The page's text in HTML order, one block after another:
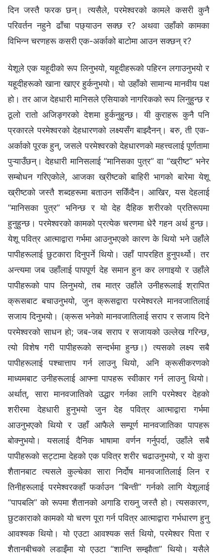
दिन जस्तै फरक छन्। त्यसैले, परमेश्‍वरको कामले कसरी कुनै
परिवर्तन नहुने ढाँचा पछ्याउन सक्छ र? अथवा उहाँको कामका
विभिन्न चरणहरू कसरी एक-अर्काको बाटोमा आउन सक्छन् र?
येशूले एक यहूदीको रूप लिनुभयो, यहूदीहरूको पहिरन लगाउनुभयो र
यहूदीहरूको खाना खाएर हुर्कनुभयो। यो उहाँको सामान्य मानवीय पक्ष
हो। तर आज देहधारी मानिसले एसियाको नागरिकको रूप लिनुहुन्छ र
ठूलो रातो अजिङ्गरको देशमा हुर्कनुहुन्छ। यी कुराहरू कुनै पनि
प्रकारले परमेश्‍वरको देहधारणको लक्ष्यसँग बाझ्दैनन्। बरु, ती एक-
अर्काको पूरक हुन्, जसले परमेश्‍वरको देहधारणको महत्त्वलाई पूर्णतामा
पुऱ्याउँछन्। देहधारी मानिसलाई “मानिसका पुत्र” वा “ख्रीष्ट” भनेर
सम्बोधन गरिएकोले, आजका ख्रीष्टको बाहिरी भागको बारेमा येशू
ख्रीष्टको जस्तै शब्दहरूमा बताउन सकिँदैन। आखिर, यस देहलाई
“मानिसका पुत्र” भनिन्छ र यो देह दैहिक शरीरको प्रतिरूपमा
हुनुहुन्छ। परमेश्‍वरको कामको प्रत्येक चरणमा धेरै गहन अर्थ हुन्छ।
येशू पवित्र आत्माद्वारा गर्भमा आउनुभएको कारण के थियो भने उहाँले
पापीहरूलाई छुटकारा दिनुपर्ने थियो। उहाँ पापरहित हुनुपर्थ्यो। तर
अन्त्यमा जब उहाँलाई पापपूर्ण देह समान हुन कर लगाइयो र उहाँले
पापीहरूको पाप लिनुभयो, तब मात्र उहाँले उनीहरूलाई श्रापित
क्रूसबाट बचाउनुभयो, जुन क्रूसद्वारा परमेश्‍वरले मानवजातिलाई
सजाय दिनुभयो। (क्रूस भनेको मानवजातिलाई सराप र सजाय दिने
परमेश्‍वरको साधन हो; जब-जब सराप र सजायको उल्लेख गरिन्छ,
त्यो विशेष गरी पापीहरूको सन्दर्भमा हुन्छ।) त्यसको लक्ष्य सबै
पापीहरूलाई पश्‍चात्ताप गर्न लाउनु थियो, अनि क्रूसीकरणको
माध्यमबाट उनीहरूलाई आफ्ना पापहरू स्वीकार गर्न लाउनु थियो।
अर्थात्, सारा मानवजातिको उद्धार गर्नका लागि परमेश्‍वर देहको
शरीरमा देहधारी हुनुभयो जुन देह पवित्र आत्माद्वारा गर्भमा
आउनुभएको थियो र उहाँ आफैले सम्पूर्ण मानवजातिका पापहरू
बोक्‍नुभयो। यसलाई दैनिक भाषामा वर्णन गर्नुपर्दा, उहाँले सबै
पापीहरूको सट्टामा देहको एक पवित्र शरीर चढाउनुभयो, र यो कुरा
शैतानबाट त्यसले कुल्चेका सारा निर्दोष मानवजातिलाई लिन र
तिनीहरूलाई परमेश्‍वरकहाँ फर्काउन “बिन्ती” गर्नको लागि येशूलाई
“पापबलि” को रूपमा शैतानको अगाडि राख्‍नु जस्तै हो। त्यसकारण,
छुटकाराको कामको यो चरण पूरा गर्न पवित्र आत्माद्वारा गर्भधारण हुनु
आवश्यक थियो। यो एउटा आवश्यक सर्त थियो, परमेश्‍वर पिता र
शैतानबीचको लडाइँमा यो एउटा “शान्ति सम्झौता” थियो। यसैले